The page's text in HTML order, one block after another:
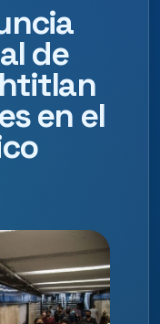
de
en el